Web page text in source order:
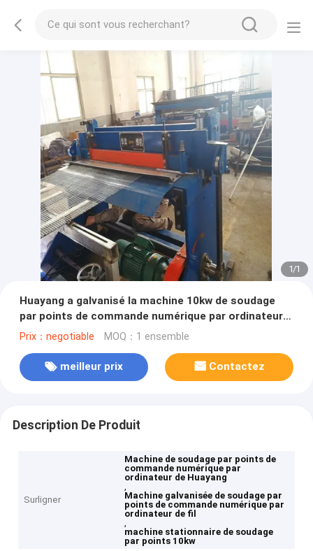
1/1
Huayang a galvanisé la machine 10kw de soudage
par points de commande numérique par ordinateur
de fil stationnaire
Prix：negotiable MOQ：1 ensemble
meilleur prix Contactez
Description De Produit
Surligner
Machine de soudage par points de
commande numérique par
ordinateur de Huayang
,
Machine galvanisée de soudage par
points de commande numérique par
ordinateur de fil
,
machine stationnaire de soudage
par points 10kw